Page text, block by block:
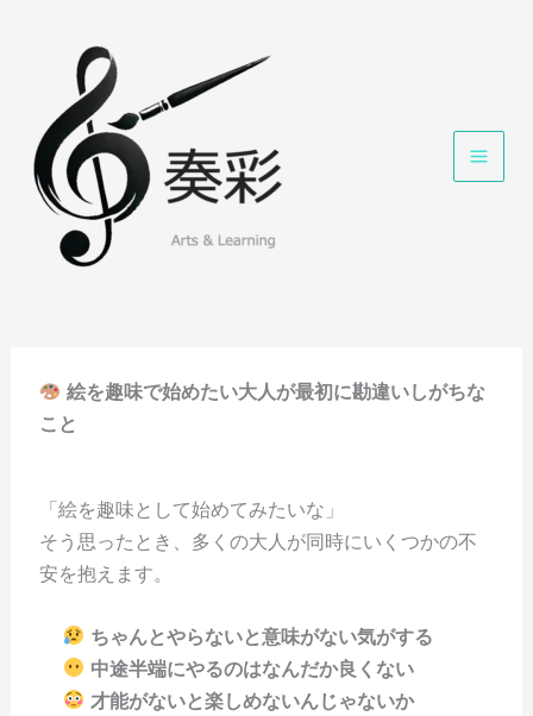
絵を趣味で始めたい大人が最初に勘違いしがちな
こと
「絵を趣味として始めてみたいな」
そう思ったとき、多くの大人が同時にいくつかの不
安を抱えます。
ちゃんとやらないと意味がない気がする
中途半端にやるのはなんだか良くない
才能がないと楽しめないんじゃないか